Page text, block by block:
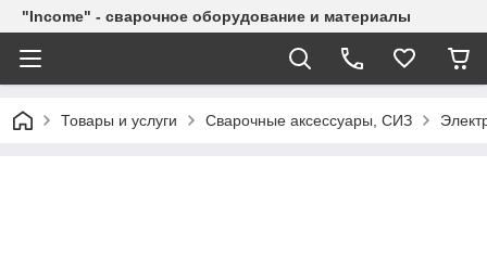
"Income" - сварочное оборудование и материалы
Товары и услуги Сварочные аксессуары, СИЗ